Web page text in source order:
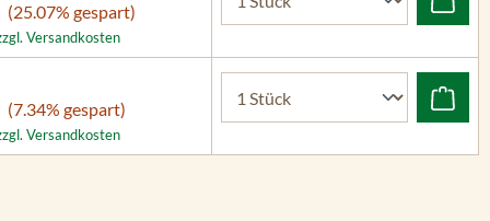
(25.07% gespart)
Versandkosten
(7.34% gespart)
Versandkosten